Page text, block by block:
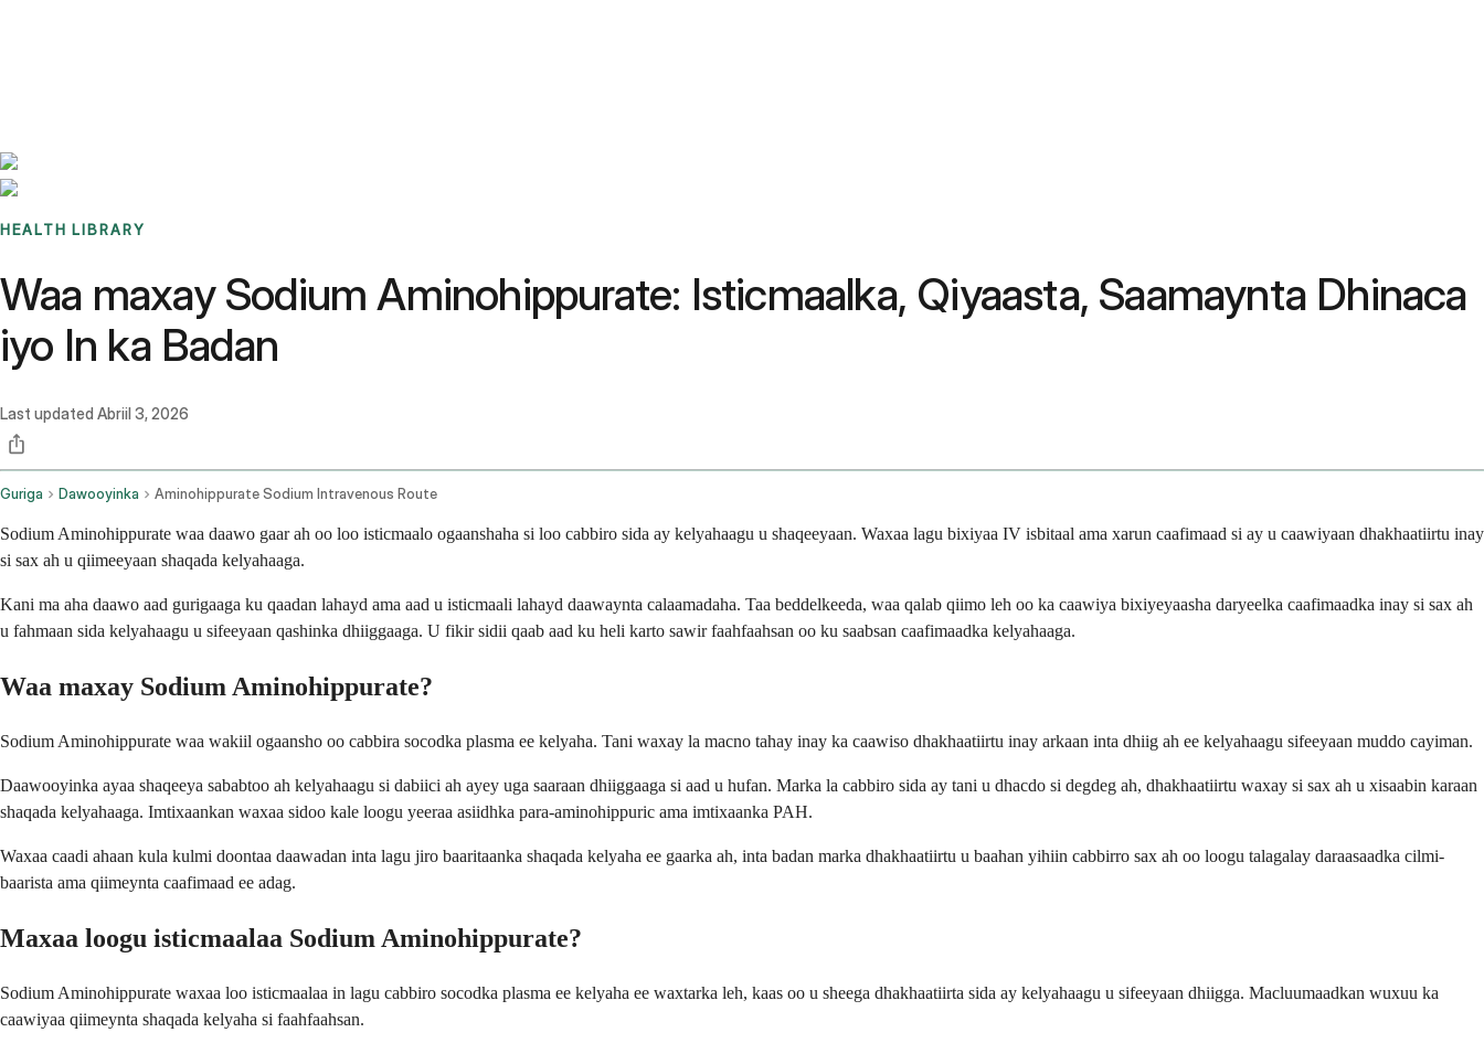
HEALTH LIBRARY
Waa maxay Sodium Aminohippurate: Isticmaalka, Qiyaasta, Saamaynta Dhinaca
iyo In ka Badan
Last updated Abriil 3, 2026
Guriga Dawooyinka Aminohippurate Sodium Intravenous Route
Sodium Aminohippurate waa daawo gaar ah oo loo isticmaalo ogaanshaha si loo cabbiro sida ay kelyahaagu u shaqeeyaan. Waxaa lagu bixiyaa IV isbitaal ama xarun caafimaad si ay u caawiyaan dhakhaatiirtu inay
si sax ah u qiimeeyaan shaqada kelyahaaga.
Kani ma aha daawo aad gurigaaga ku qaadan lahayd ama aad u isticmaali lahayd daawaynta calaamadaha. Taa beddelkeeda, waa qalab qiimo leh oo ka caawiya bixiyeyaasha daryeelka caafimaadka inay si sax ah
u fahmaan sida kelyahaagu u sifeeyaan qashinka dhiiggaaga. U fikir sidii qaab aad ku heli karto sawir faahfaahsan oo ku saabsan caafimaadka kelyahaaga.
Waa maxay Sodium Aminohippurate?
Sodium Aminohippurate waa wakiil ogaansho oo cabbira socodka plasma ee kelyaha. Tani waxay la macno tahay inay ka caawiso dhakhaatiirtu inay arkaan inta dhiig ah ee kelyahaagu sifeeyaan muddo cayiman.
Daawooyinka ayaa shaqeeya sababtoo ah kelyahaagu si dabiici ah ayey uga saaraan dhiiggaaga si aad u hufan. Marka la cabbiro sida ay tani u dhacdo si degdeg ah, dhakhaatiirtu waxay si sax ah u xisaabin karaan
shaqada kelyahaaga. Imtixaankan waxaa sidoo kale loogu yeeraa asiidhka para-aminohippuric ama imtixaanka PAH.
Waxaa caadi ahaan kula kulmi doontaa daawadan inta lagu jiro baaritaanka shaqada kelyaha ee gaarka ah, inta badan marka dhakhaatiirtu u baahan yihiin cabbirro sax ah oo loogu talagalay daraasaadka cilmi-
baarista ama qiimeynta caafimaad ee adag.
Maxaa loogu isticmaalaa Sodium Aminohippurate?
Sodium Aminohippurate waxaa loo isticmaalaa in lagu cabbiro socodka plasma ee kelyaha ee waxtarka leh, kaas oo u sheega dhakhaatiirta sida ay kelyahaagu u sifeeyaan dhiigga. Macluumaadkan wuxuu ka
caawiyaa qiimeynta shaqada kelyaha si faahfaahsan.